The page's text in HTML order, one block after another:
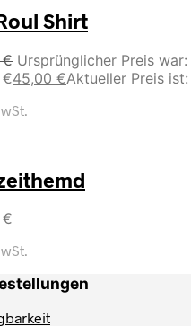
Shirt
€ Ursprünglicher Preis war:
€45,00 €Aktueller Preis
€